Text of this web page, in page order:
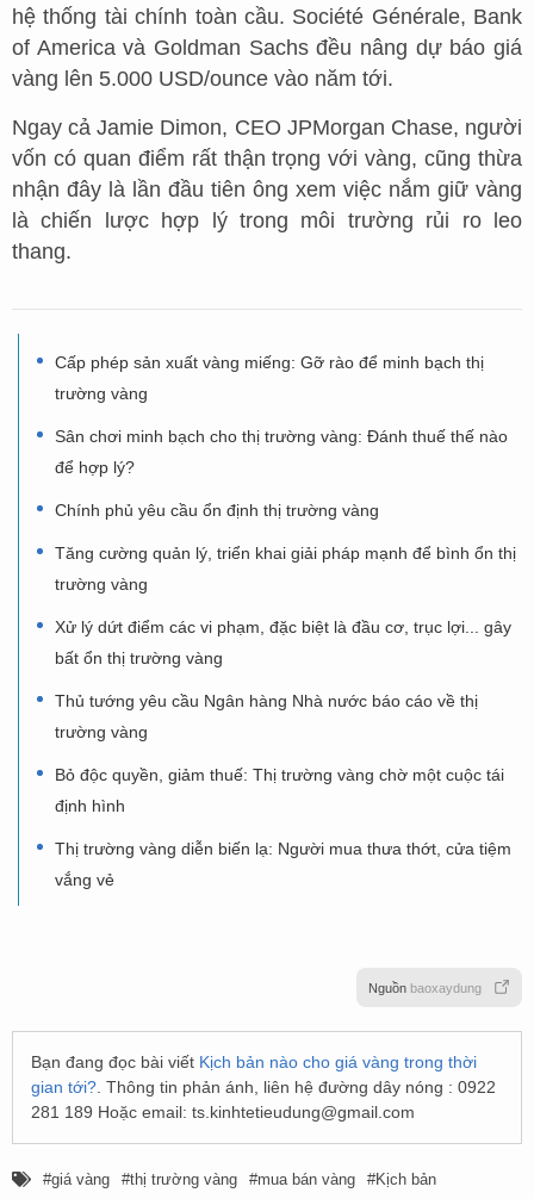
hệ thống tài chính toàn cầu. Société Générale, Bank
of America và Goldman Sachs đều nâng dự báo giá
vàng lên 5.000 USD/ounce vào năm tới.
Ngay cả Jamie Dimon, CEO JPMorgan Chase, người
vốn có quan điểm rất thận trọng với vàng, cũng thừa
nhận đây là lần đầu tiên ông xem việc nắm giữ vàng
là chiến lược hợp lý trong môi trường rủi ro leo
thang.
Cấp phép sản xuất vàng miếng: Gỡ rào để minh bạch thị
trường vàng
Sân chơi minh bạch cho thị trường vàng: Đánh thuế thế nào
để hợp lý?
Chính phủ yêu cầu ổn định thị trường vàng
Tăng cường quản lý, triển khai giải pháp mạnh để bình ổn thị
trường vàng
Xử lý dứt điểm các vi phạm, đặc biệt là đầu cơ, trục lợi... gây
bất ổn thị trường vàng
Thủ tướng yêu cầu Ngân hàng Nhà nước báo cáo về thị
trường vàng
Bỏ độc quyền, giảm thuế: Thị trường vàng chờ một cuộc tái
định hình
Thị trường vàng diễn biến lạ: Người mua thưa thớt, cửa tiệm
vắng vẻ
Nguồn baoxaydung
Bạn đang đọc bài viết Kịch bản nào cho giá vàng trong thời
gian tới? . Thông tin phản ánh, liên hệ đường dây nóng : 0922
281 189 Hoặc email: ts.kinhtetieudung@gmail.com
giá vàng thị trường vàng mua bán vàng
Kịch bản